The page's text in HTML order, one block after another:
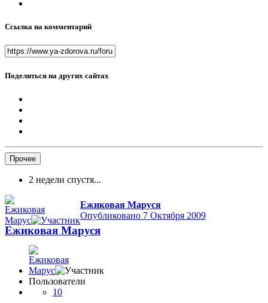
Ссылка на комментарий
Поделиться на других сайтах
Прочее
2 недели спустя...
Ежиковая Маруся
Опубликовано 7 Октября 2009
Ежиковая Маруся
Пользователи
10